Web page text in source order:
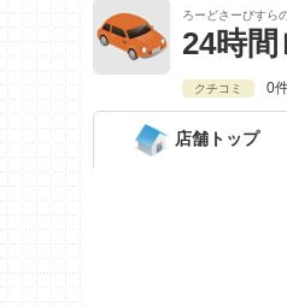
ろーどさーびすら
24時
クチコミ 0
店舗 トップ